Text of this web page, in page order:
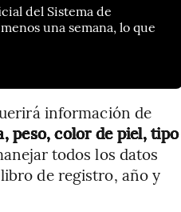
del Sistema de
una semana, lo que
información de
peso, color de piel, tipo
todos los datos
de registro, año y